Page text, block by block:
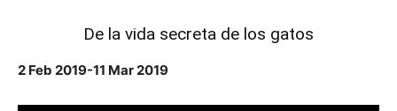
De la vida secreta de los gatos
2 Feb 2019-11 Mar 2019